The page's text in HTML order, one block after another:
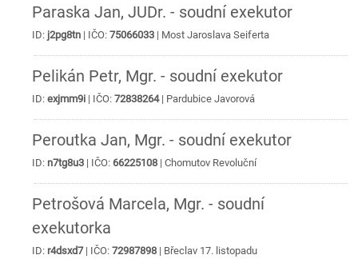
Paraska Jan, JUDr. - soudní exekutor
ID: j2pg8tn | IČO:75066033 | MostJaroslava Seiferta
Pelikán Petr, Mgr. - soudní exekutor
ID:exjmm9i | IČO:72838264| PardubiceJavorová
Peroutka Jan, Mgr. - soudní exekutor
ID: n7tg8u3 | IČO: 66225108 | Chomutov Revoluční
Petrošová Marcela, Mgr. - soudní
exekutorka
ID: r4dsxd7| IČO:72987898 | Břeclav 17. listopadu